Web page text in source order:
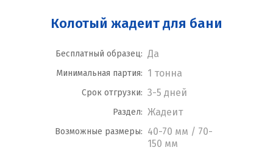
Колотый жадеит для бани
Бесплатный образец: Да
Минимальная партия: 1 тонна
Срок отгрузки: 3-5 дней
Раздел: Жадеит
Возможные размеры: 40-70 мм / 70-
150 мм